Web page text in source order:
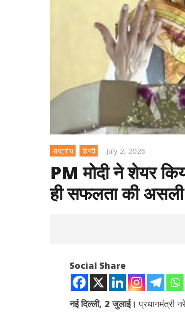
राष्ट्रीय हिन्दी July 2, 2026
PM मोदी ने शेयर
ही सफलता की
Social Share
नई दिल्ली, 2 जुलाई।प्रधानमंत्री